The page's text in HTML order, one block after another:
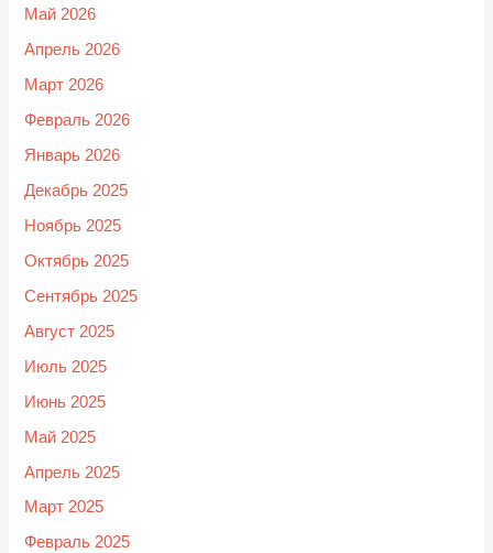
Май 2026
Апрель 2026
Март 2026
Февраль 2026
Январь 2026
Декабрь 2025
Ноябрь 2025
Октябрь 2025
Сентябрь 2025
Август 2025
Июль 2025
Июнь 2025
Май 2025
Апрель 2025
Март 2025
Февраль 2025